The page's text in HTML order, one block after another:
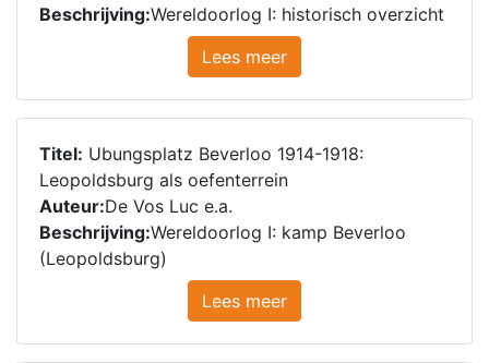
Beschrijving:Wereldoorlog I: historisch overzicht
Lees meer
Titel: Ubungsplatz Beverloo 1914-1918:
Leopoldsburg als oefenterrein
Auteur:De Vos Luc e.a.
Beschrijving:Wereldoorlog I: kamp Beverloo
(Leopoldsburg)
Lees meer